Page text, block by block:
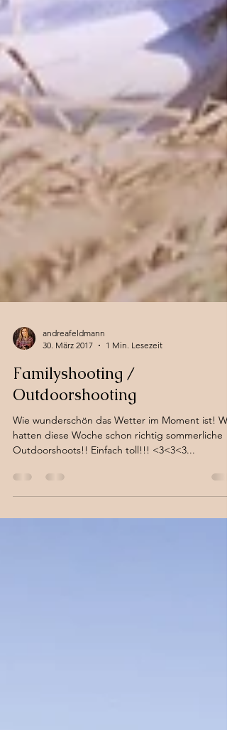
andreafeldmann
30. März 2017
1 Min. Lesezeit
Familyshooting /
Outdoorshooting
Wie wunderschön das Wetter im Moment ist! Wir
Outdoorshoots!! Einfach toll!!! <3<3<3...